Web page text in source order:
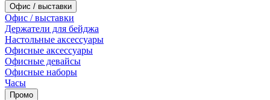
Офис / выставки
Офис / выставки
Держатели для бейджа
Настольные аксессуары
Офисные аксессуары
Офисные девайсы
Офисные наборы
Часы
Промо